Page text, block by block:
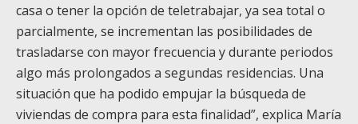
casa o tener la opción de teletrabajar, ya sea total o
parcialmente, se incrementan las posibilidades de
trasladarse con mayor frecuencia y durante periodos
algo más prolongados a segundas residencias. Una
situación que ha podido empujar la búsqueda de
viviendas de compra para esta finalidad”, explica María